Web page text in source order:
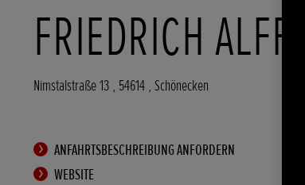
FRIEDRICH ALFF
Nimstalstraße 13 , 54614 , Schönecken
ANFAHRTSBESCHREIBUNG ANFORDERN
WEBSITE